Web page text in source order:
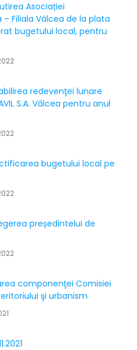
Asociației
Filiala Vâlcea de la plata
bugetului local, pentru
redevenţei lunare
S.A. Vâlcea pentru anul
bugetului local pe
președintelui de
componenţei Comisiei
şi urbanism